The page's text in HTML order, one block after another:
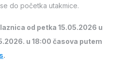
do početka utakmice.
od petka 15.05.2026 u
u 18:00 časova putem
.